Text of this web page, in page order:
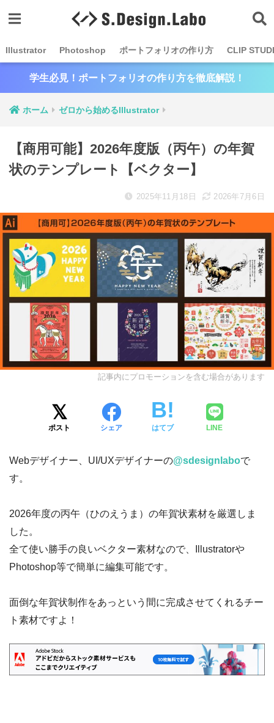
Illustrator Photoshop ポートフォリオの作り方 CLIP
学生必見！ポートフォリオの作り方を徹底解説！
ホーム ゼロから始めるIllustrator
【商用可能】2026年度版（丙午）の年賀
状のテンプレート【ベクター】
2025年11月18日 2026年7月6日
記事内にプロモーションを含む場合があります
ポスト シェア はてブ LINE
Webデザイナー、UI/UXデザイナーの@sdesignlaboで
す。
2026年度の丙午（ひのえうま）の年賀状素材を厳選しま
した。
全て使い勝手の良いベクター素材なので、Illustratorや
Photoshop等で簡単に編集可能です。
面倒な年賀状制作をあっという間に完成させてくれるチー
ト素材ですよ！